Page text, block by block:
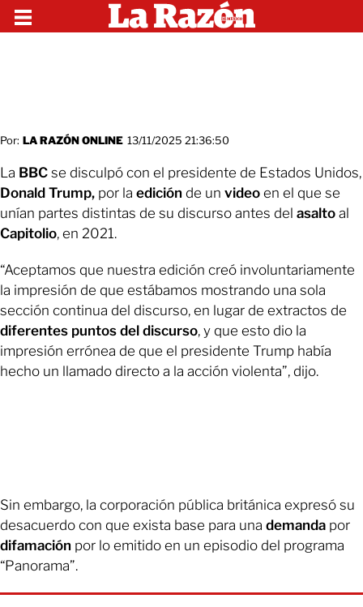
Por: LA RAZÓN ONLINE 13/11/2025 21:36:50
La BBC se disculpó con el presidente de Estados Unidos,
Donald Trump, por la edición de un video en el que se
unían partes distintas de su discurso antes del asalto al
Capitolio, en 2021.
“Aceptamos que nuestra edición creó involuntariamente
la impresión de que estábamos mostrando una sola
sección continua del discurso, en lugar de extractos de
diferentes puntos del discurso, y que esto dio la
impresión errónea de que el presidente Trump había
hecho un llamado directo a la acción violenta”, dijo.
Sin embargo, la corporación pública británica expresó su
desacuerdo con que exista base para una demanda por
difamación por lo emitido en un episodio del programa
“Panorama”.